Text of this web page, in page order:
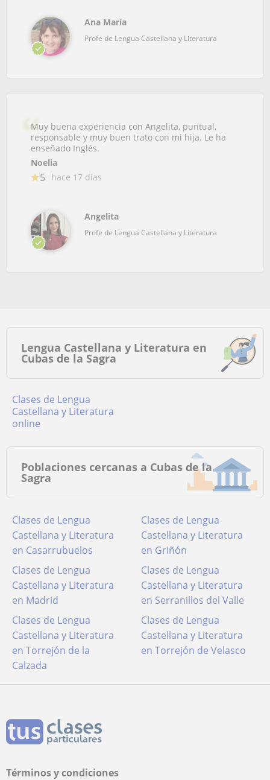
Ana María
Profe de Lengua Castellana y Literatura
Muy buena experiencia con Angelita, puntual,
responsable y muy buen trato con mi hija. Le ha
enseñado Inglés.
Noelia
5 hace 17 días
Angelita
Profe de Lengua Castellana y Literatura
Lengua Castellana y Literatura en
Cubas de la Sagra
Clases de Lengua
Castellana y Literatura
online
Poblaciones cercanas a Cubas de la
Sagra
Clases de Lengua
Castellana y Literatura
en Casarrubuelos
Clases de Lengua
Castellana y Literatura
en Griñón
Clases de Lengua
Castellana y Literatura
en Madrid
Clases de Lengua
Castellana y Literatura
en Serranillos del Valle
Clases de Lengua
Castellana y Literatura
en Torrejón de la
Calzada
Clases de Lengua
Castellana y Literatura
en Torrejón de Velasco
Términos y condiciones